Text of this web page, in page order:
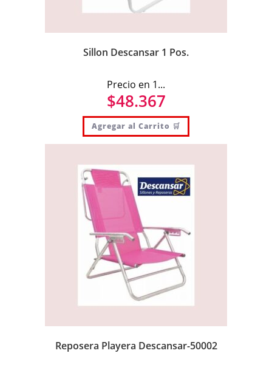
Sillon Descansar 1 Pos.
Precio en 1...
$48.367
Agregar al Carrito 🛒
Reposera Playera Descansar-50002